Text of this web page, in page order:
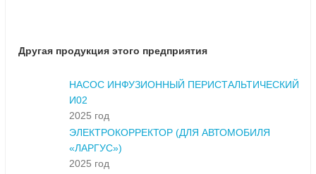
Другая продукция этого предприятия
НАСОС ИНФУЗИОННЫЙ ПЕРИСТАЛЬТИЧЕСКИЙ
И02
2025 год
ЭЛЕКТРОКОРРЕКТОР (ДЛЯ АВТОМОБИЛЯ
«ЛАРГУС»)
2025 год